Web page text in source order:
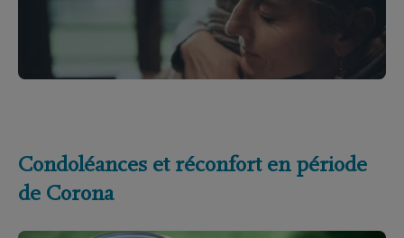
Condoléances et réconfort en période
de Corona